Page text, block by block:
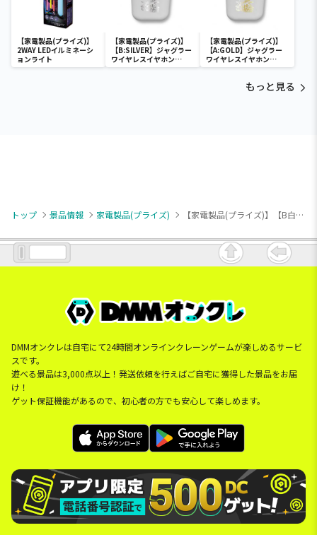
【家電製品(プライズ)】
2WAY LEDイルミネーシ
ョンライト
【家電製品(プライズ)】
【B:SILVER】ジャグラー
ワイヤレスイヤホン
2(GOLD&SILVER)
【家電製品(プライズ)】
【A:GOLD】ジャグラー
ワイヤレスイヤホン
2(GOLD&SILVER)
もっと見る
トップ 景品情報 家電製品(プライズ) 【家電製品(プライズ)】【B白】シロネコファン＆クロネコファン
DMMオンクレは自宅にて24時間オンラインクレーンゲームが楽しめるサービ
スです。
遊べる景品は3,000点以上！発送依頼を行えばご自宅に獲得した景品をお届
け！
ゲット保証機能があるので、初心者の方でも安心して楽しめます。